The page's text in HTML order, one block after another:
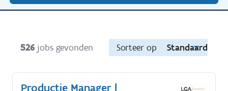
526 jobs gevonden Sorteer op Standaard
Productie Manager |